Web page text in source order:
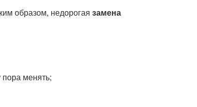
образом, недорогая замена
пора менять;